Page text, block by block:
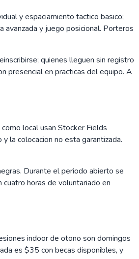
y espaciamiento tactico basico;
y juego posicional. Porteros
quienes lleguen sin registro
presencial en practicas del equipo. A
local usan Stocker Fields
la colocacion no esta garantizada.
Durante el periodo abierto se
horas de voluntariado en
indoor de otono son domingos
es $35 con becas disponibles, y